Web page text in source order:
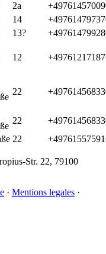
2a
14
13?
12
22
22
22
Str. 22, 79100
· Mentions legales ·